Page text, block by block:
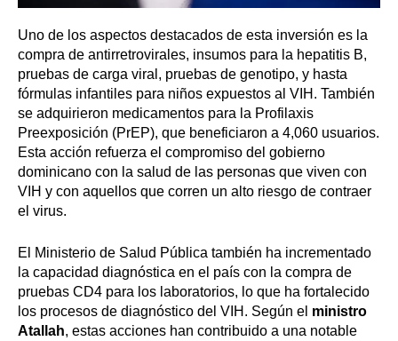
Uno de los aspectos destacados de esta inversión es la
compra de antirretrovirales, insumos para la hepatitis B,
pruebas de carga viral, pruebas de genotipo, y hasta
fórmulas infantiles para niños expuestos al VIH. También
se adquirieron medicamentos para la Profilaxis
Preexposición (PrEP), que beneficiaron a 4,060 usuarios.
Esta acción refuerza el compromiso del gobierno
dominicano con la salud de las personas que viven con
VIH y con aquellos que corren un alto riesgo de contraer
el virus.
El Ministerio de Salud Pública también ha incrementado
la capacidad diagnóstica en el país con la compra de
pruebas CD4 para los laboratorios, lo que ha fortalecido
los procesos de diagnóstico del VIH. Según el ministro
Atallah, estas acciones han contribuido a una notable